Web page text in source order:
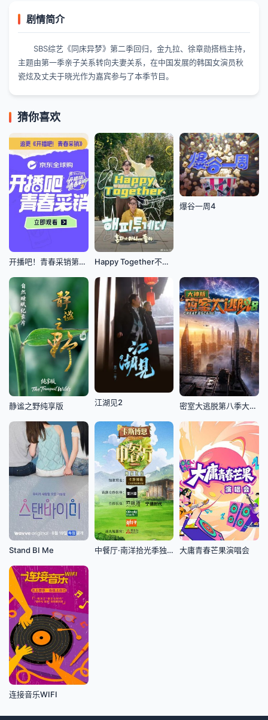
剧情简介
SBS综艺《同床异梦》第二季回归，金九拉、徐章勋搭档主持，
主题由第一季亲子关系转向夫妻关系，在中国发展的韩国女演员秋
瓷炫及丈夫于晓光作为嘉宾参与了本季节目。
猜你喜欢
开播吧！青春采销第2季 Happy Together不是一个人真好
爆谷一周4
静谧之野纯享版 江湖见2 密室大逃脱第八季大神版
Stand BI Me 中餐厅·南洋拾光季独家直拍 大庸青春芒果演唱会
连接音乐WIFI